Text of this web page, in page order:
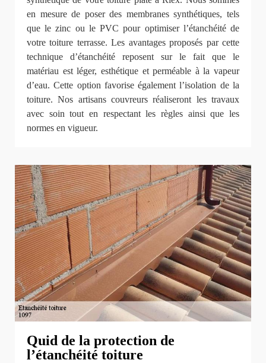
en mesure de poser des membranes synthétiques, tels
que le zinc ou le PVC pour optimiser l’étanchéité de
votre toiture terrasse. Les avantages proposés par cette
technique d’étanchéité reposent sur le fait que le
matériau est léger, esthétique et perméable à la vapeur
d’eau. Cette option favorise également l’isolation de la
toiture. Nos artisans couvreurs réaliseront les travaux
avec soin tout en respectant les règles ainsi que les
normes en vigueur.
Quid de la protection de
l’étanchéité toiture